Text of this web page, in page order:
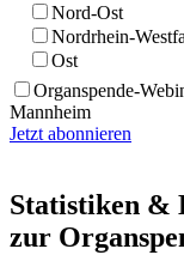
Nord-Ost
Nordrhein-
Ost
Organspende-
Mannheim
Jetzt abonnieren
Statistiken &
zur